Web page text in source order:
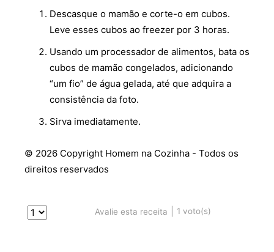
Descasque o mamão e corte-o em cubos.
Leve esses cubos ao freezer por 3 horas.
Usando um processador de alimentos, bata os
cubos de mamão congelados, adicionando
“um fio” de água gelada, até que adquira a
consistência da foto.
Sirva imediatamente.
© 2026 Copyright Homem na Cozinha - Todos os
direitos reservados
Avalie esta receita 1 voto(s)